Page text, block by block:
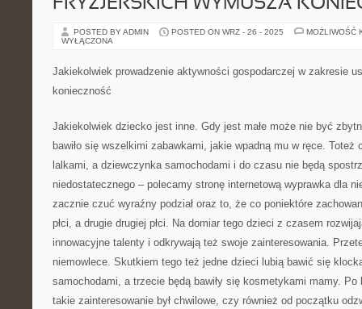
FRYZJERSKICH WYMUSZA
POSTED BY ADMIN POSTED ON WRZ - 26 - 2025
MOŻLIWOŚĆ
WYŁĄCZONA
Jakiekolwiek prowadzenie aktywności gospodarczej w zakresie
konieczność
Jakiekolwiek dziecko jest inne. Gdy jest małe może nie być
bawiło się wszelkimi zabawkami, jakie wpadną mu w ręce. Toteż
lalkami, a dziewczynka samochodami i do czasu nie będą
niedostatecznego – polecamy stronę internetową wyprawka dla
zacznie czuć wyraźny podział oraz to, że co poniektóre
płci, a drugie drugiej płci. Na domiar tego dzieci z czasem
innowacyjne talenty i odkrywają też swoje zainteresowania.
niemowlece. Skutkiem tego też jedne dzieci lubią bawić się
samochodami, a trzecie będą bawiły się kosmetykami mamy.
takie zainteresowanie był chwilowe, czy również od początku